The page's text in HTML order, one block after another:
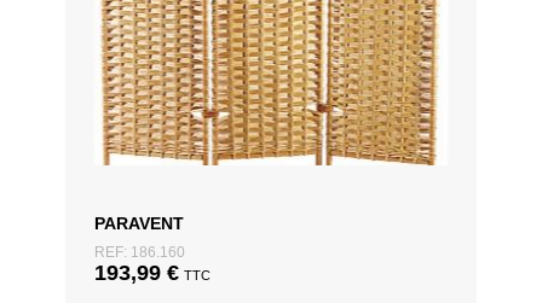
PARAVENT
REF: 186.160
193,99 € TTC